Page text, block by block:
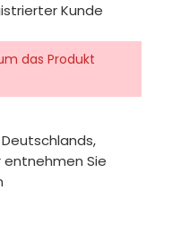
Kunde
das Produkt
Sie